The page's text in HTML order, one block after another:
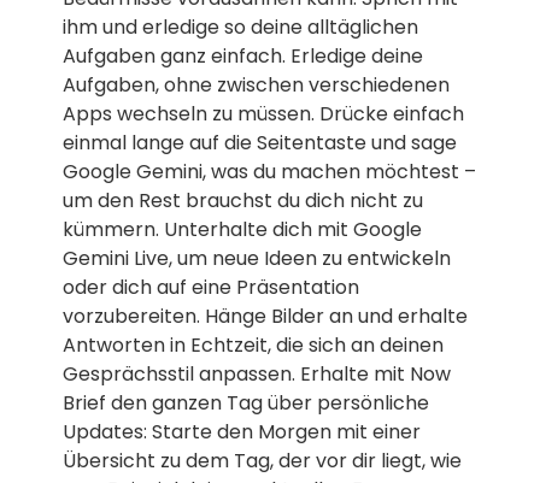
ihm und erledige so deine alltäglichen
Aufgaben ganz einfach. Erledige deine
Aufgaben, ohne zwischen verschiedenen
Apps wechseln zu müssen. Drücke einfach
einmal lange auf die Seitentaste und sage
Google Gemini, was du machen möchtest –
um den Rest brauchst du dich nicht zu
kümmern. Unterhalte dich mit Google
Gemini Live, um neue Ideen zu entwickeln
oder dich auf eine Präsentation
vorzubereiten. Hänge Bilder an und erhalte
Antworten in Echtzeit, die sich an deinen
Gesprächsstil anpassen. Erhalte mit Now
Brief den ganzen Tag über persönliche
Updates: Starte den Morgen mit einer
Übersicht zu dem Tag, der vor dir liegt, wie